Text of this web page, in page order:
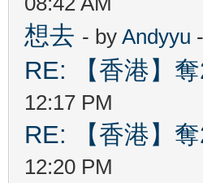
想去 - by Andyyu
RE: 【香港】
12:17 PM
RE: 【香港】
12:20 PM